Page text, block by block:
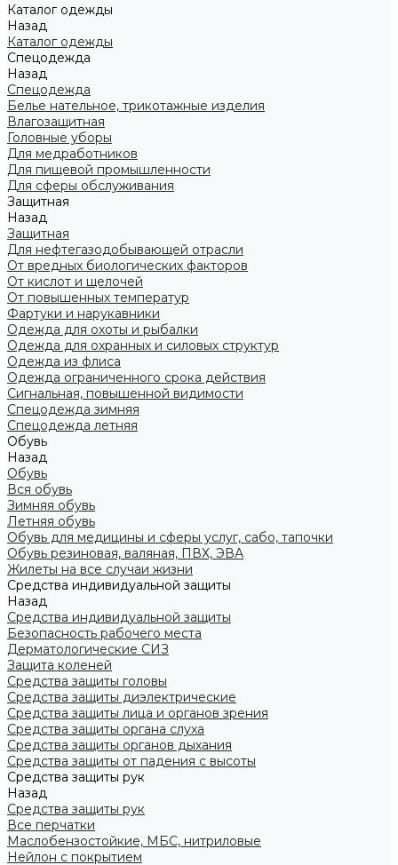
Каталог одежды
Назад
Каталог одежды
Спецодежда
Назад
Спецодежда
Белье нательное, трикотажные изделия
Влагозащитная
Головные уборы
Для медработников
Для пищевой промышленности
Для сферы обслуживания
Защитная
Назад
Защитная
Для нефтегазодобывающей отрасли
От вредных биологических факторов
От кислот и щелочей
От повышенных температур
Фартуки и нарукавники
Одежда для охоты и рыбалки
Одежда для охранных и силовых структур
Одежда из флиса
Одежда ограниченного срока действия
Сигнальная, повышенной видимости
Спецодежда зимняя
Спецодежда летняя
Обувь
Назад
Обувь
Вся обувь
Зимняя обувь
Летняя обувь
Обувь для медицины и сферы услуг, сабо, тапочки
Обувь резиновая, валяная, ПВХ, ЭВА
Жилеты на все случаи жизни
Средства индивидуальной защиты
Назад
Средства индивидуальной защиты
Безопасность рабочего места
Дерматологические СИЗ
Защита коленей
Средства защиты головы
Средства защиты диэлектрические
Средства защиты лица и органов зрения
Средства защиты органа слуха
Средства защиты органов дыхания
Средства защиты от падения с высоты
Средства защиты рук
Назад
Средства защиты рук
Все перчатки
Маслобензостойкие, МБС, нитриловые
Нейлон с покрытием